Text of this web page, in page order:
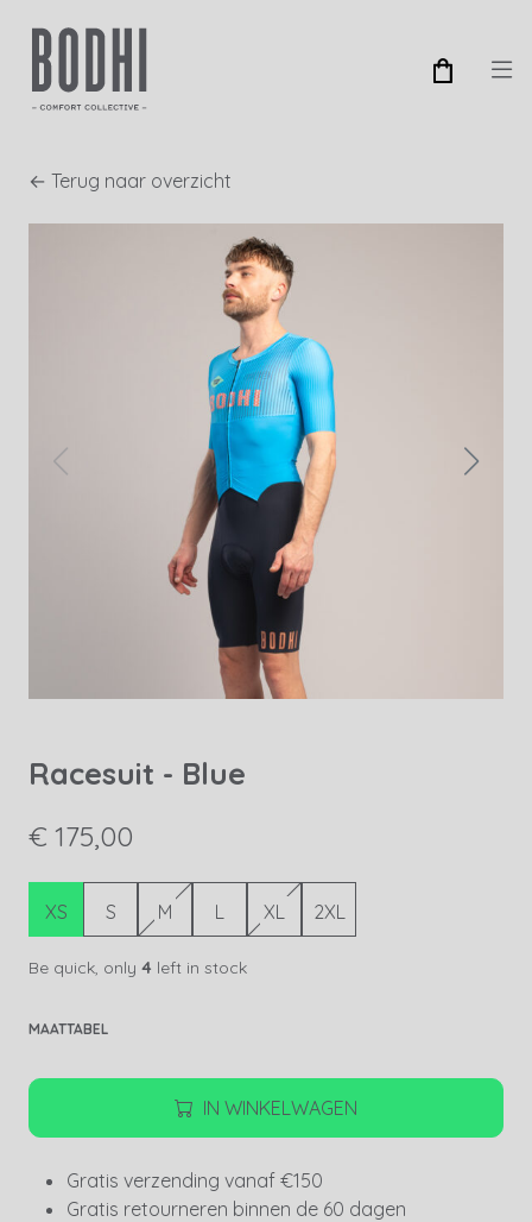
← Terug naar overzicht
Racesuit - Blue
€ 175,00
XS S M L XL 2XL
Be quick, only 4 left in stock
MAATTABEL
IN WINKELWAGEN
Gratis verzending vanaf €150
Gratis retourneren binnen de 60 dagen